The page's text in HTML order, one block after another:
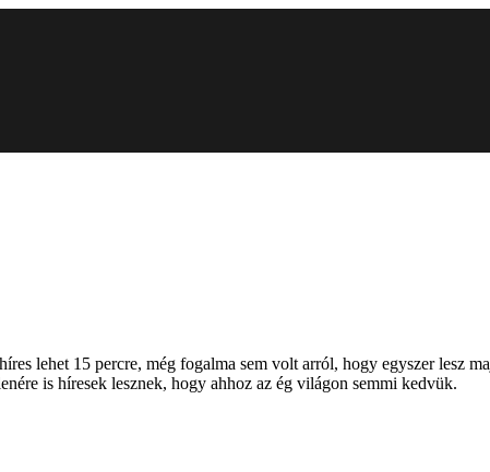
lehet 15 percre, még fogalma sem volt arról, hogy egyszer lesz
is híresek lesznek, hogy ahhoz az ég világon semmi kedvük.